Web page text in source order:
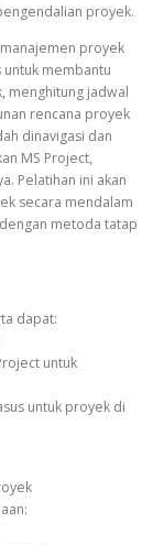
proyek.
proyek
membantu
menghitung jadwal
rencana proyek
dinavigasi dan
MS Project,
Pelatihan ini akan
secara mendalam
metoda tatap
dapat:
untuk
untuk proyek di